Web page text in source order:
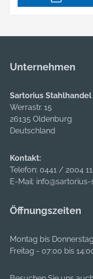
Ladefläche: Platte 25
gerundet •
Lenkrollen mit
Feststeller, 2
Bockrollen • Reifen:
Gummibereifung •
Lieferung: erfolgt
teilmontiert.
Hersteller:
Hammerbacher
4+6, 92318
+49918125920,
info@hammerbacher
gmbh.de
Unternehmen
Sartorius Stahlhandel
Werrastr. 15
26135 Oldenburg
Deutschland
Kontakt:
Telefon: 0441 / 2004
E-Mail:
Öffnungszeiten
Montag bis
Freitag - 07:00 bis